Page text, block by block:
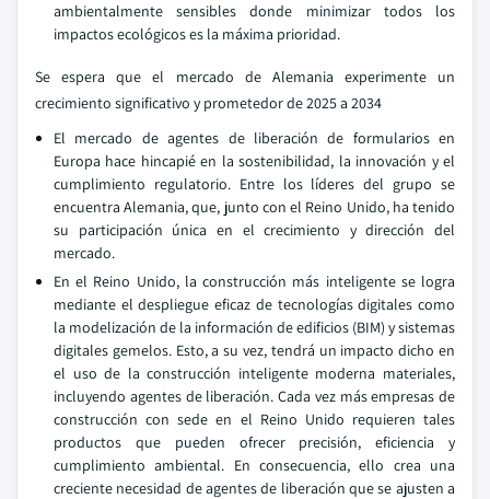
ambientalmente sensibles donde minimizar todos los
impactos ecológicos es la máxima prioridad.
Se espera que el mercado de Alemania experimente un
crecimiento significativo y prometedor de 2025 a 2034
El mercado de agentes de liberación de formularios en
Europa hace hincapié en la sostenibilidad, la innovación y el
cumplimiento regulatorio. Entre los líderes del grupo se
encuentra Alemania, que, junto con el Reino Unido, ha tenido
su participación única en el crecimiento y dirección del
mercado.
En el Reino Unido, la construcción más inteligente se logra
mediante el despliegue eficaz de tecnologías digitales como
la modelización de la información de edificios (BIM) y sistemas
digitales gemelos. Esto, a su vez, tendrá un impacto dicho en
el uso de la construcción inteligente moderna materiales,
incluyendo agentes de liberación. Cada vez más empresas de
construcción con sede en el Reino Unido requieren tales
productos que pueden ofrecer precisión, eficiencia y
cumplimiento ambiental. En consecuencia, ello crea una
creciente necesidad de agentes de liberación que se ajusten a